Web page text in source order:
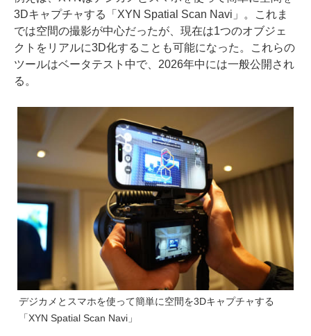
3Dキャプチャする「XYN Spatial Scan Navi」。これま
では空間の撮影が中心だったが、現在は1つのオブジェ
クトをリアルに3D化することも可能になった。これらの
ツールはベータテスト中で、2026年中には一般公開され
る。
デジカメとスマホを使って簡単に空間を3Dキャプチャする
「XYN Spatial Scan Navi」